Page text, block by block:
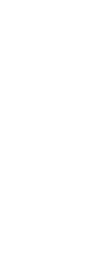
用輝達晶片